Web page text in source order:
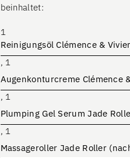
beinhaltet:
1
Reinigungsöl Clémence &
, 1
Augenkonturcreme Clémence
, 1
Plumping Gel Serum Jade
, 1
Massageroller Jade Roller